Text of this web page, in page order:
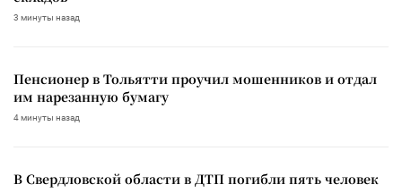
3 минуты назад
Пенсионер в Тольятти проучил мошенников и отдал
им нарезанную бумагу
4 минуты назад
В Свердловской области в ДТП погибли пять человек